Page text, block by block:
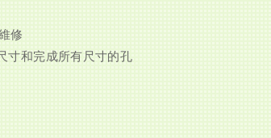
修
寸和完成所有尺寸的孔